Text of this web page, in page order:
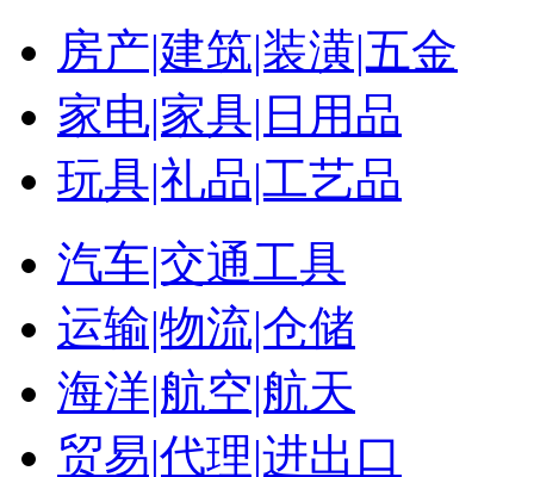
房产|建筑|装潢|五金
家电|家具|日用品
玩具|礼品|工艺品
汽车|交通工具
运输|物流|仓储
海洋|航空|航天
贸易|代理|进出口